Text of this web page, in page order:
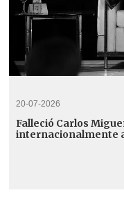
20-07-2026
Falleció Carlos
internacionalmente